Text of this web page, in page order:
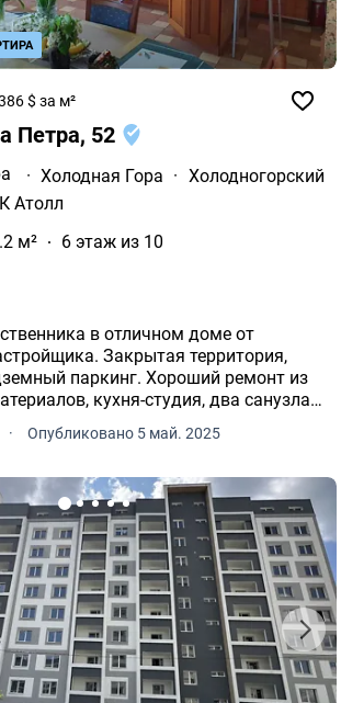
$ за м²
Петра, 52
· Холодная Гора · Холодногорский
Атолл
м² 6 этаж из 10
в отличном доме от
Закрытая территория,
паркинг. Хороший ремонт из
кухня-студия, два санузла,
индивидуальное отопление.
· Опубликовано 5 май. 2025